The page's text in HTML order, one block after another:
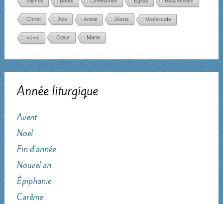
Christ Joie Amitié Jésus Miséricorde
Vérité Cœur Marie
Année liturgique
Avent
Noël
Fin d'année
Nouvel an
Épiphanie
Carême